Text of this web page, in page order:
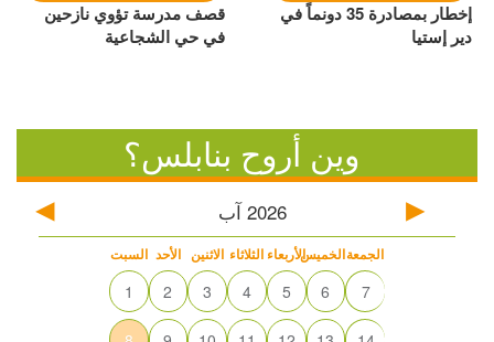
إخطار بمصادرة 35 دونماً في
دير إستيا
قصف مدرسة تؤوي نازحين
في حي الشجاعية
وين أروح بنابلس؟
2026 آب
السبت الأحد الاثنين الثلاثاء الأربعاءالخميسالجمعة
1 2 3 4 5 6 7